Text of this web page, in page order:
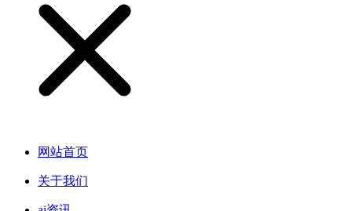
网站首页
关于我们